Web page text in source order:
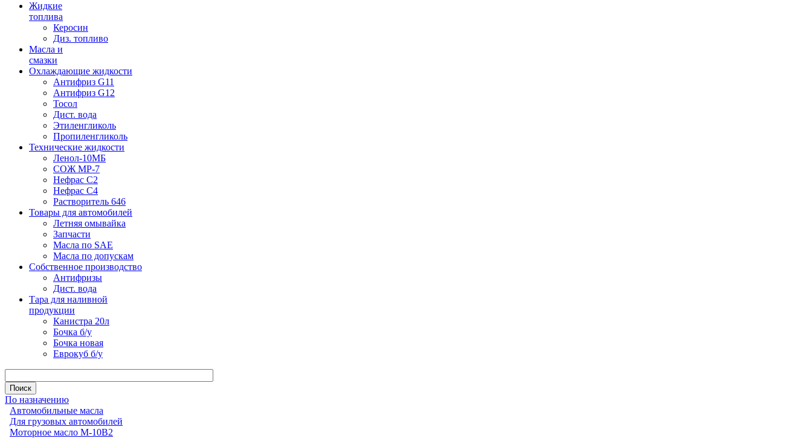
Жидкие
топлива
Керосин
Диз. топливо
Масла и
смазки
Охлаждающие жидкости
Антифриз G11
Антифриз G12
Тосол
Дист. вода
Этиленгликоль
Пропиленгликоль
Технические жидкости
Ленол-10МБ
СОЖ МР-7
Нефрас С2
Нефрас С4
Растворитель 646
Товары для автомобилей
Летняя омывайка
Запчасти
Масла по SAE
Масла по допускам
Собственное производство
Антифризы
Дист. вода
Тара для наливной
продукции
Канистра 20л
Бочка б/у
Бочка новая
Еврокуб б/у
По назначению
Автомобильные масла
Для грузовых автомобилей
Моторное масло М-10В2